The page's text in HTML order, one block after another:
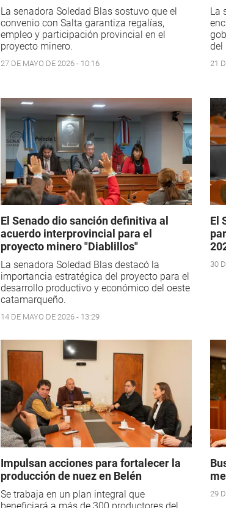
La senadora Soledad Blas sostuvo que el
convenio con Salta garantiza regalías,
empleo y participación provincial en el
proyecto minero.
27 DE MAYO DE 2026 - 10:16
La
del
21
El Senado dio sanción definitiva al
acuerdo interprovincial para el
proyecto minero "Diablillos"
La senadora Soledad Blas destacó la
importancia estratégica del proyecto para el
desarrollo productivo y económico del oeste
catamarqueño.
14 DE MAYO DE 2026 - 13:29
El
30
Impulsan acciones para fortalecer la
producción de nuez en Belén
Se trabaja en un plan integral que
beneficiará a más de 300 productores del
29